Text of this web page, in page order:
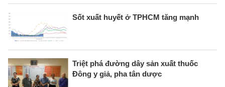
Sốt xuất huyết ở TPHCM tăng mạnh
Triệt phá đường dây sản xuất thuốc
Đông y giả, pha tân dược